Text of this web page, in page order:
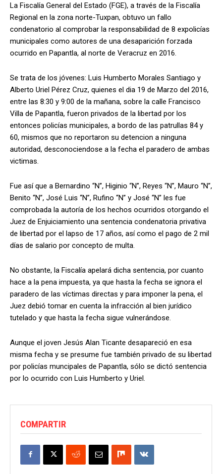
La Fiscalía General del Estado (FGE), a través de la Fiscalía
Regional en la zona norte-Tuxpan, obtuvo un fallo
condenatorio al comprobar la responsabilidad de 8 expolicías
municipales como autores de una desaparición forzada
ocurrido en Papantla, al norte de Veracruz en 2016.
Se trata de los jóvenes: Luis Humberto Morales Santiago y
Alberto Uriel Pérez Cruz, quienes el dia 19 de Marzo del 2016,
entre las 8:30 y 9:00 de la mañana, sobre la calle Francisco
Villa de Papantla, fueron privados de la libertad por los
entonces policías municipales, a bordo de las patrullas 84 y
60, mismos que no reportaron su detencion a ninguna
autoridad, desconociendose a la fecha el paradero de ambas
victimas.
Fue así que a Bernardino “N”, Higinio “N”, Reyes “N”, Mauro “N”,
Benito “N”, José Luis “N”, Rufino “N” y José “N” les fue
comprobada la autoría de los hechos ocurridos otorgando el
Juez de Enjuiciamiento una sentencia condenatoria privativa
de libertad por el lapso de 17 años, así como el pago de 2 mil
días de salario por concepto de multa.
No obstante, la Fiscalía apelará dicha sentencia, por cuanto
hace a la pena impuesta, ya que hasta la fecha se ignora el
paradero de las víctimas directas y para imponer la pena, el
Juez debió tomar en cuenta la infracción al bien jurídico
tutelado y que hasta la fecha sigue vulnerándose.
Aunque el joven Jesús Alan Ticante desapareció en esa
misma fecha y se presume fue también privado de su libertad
por policías muncipales de Papantla, sólo se dictó sentencia
por lo ocurrido con Luis Humberto y Uriel.
COMPARTIR